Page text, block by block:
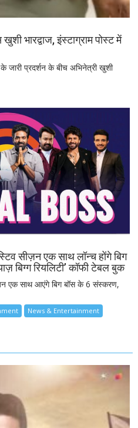
भारद्वाज, इंस्टाग्राम पोस्ट में
जारी प्रदर्शन के बीच अभिनेत्री खुशी
सीज़न एक साथ लॉन्च होंगे बिग
बिग्ग रियलिटी’ कॉफी टेबल बुक
एक साथ आएंगे बिग बॉस के 6 संस्करण,
News & Entertainment